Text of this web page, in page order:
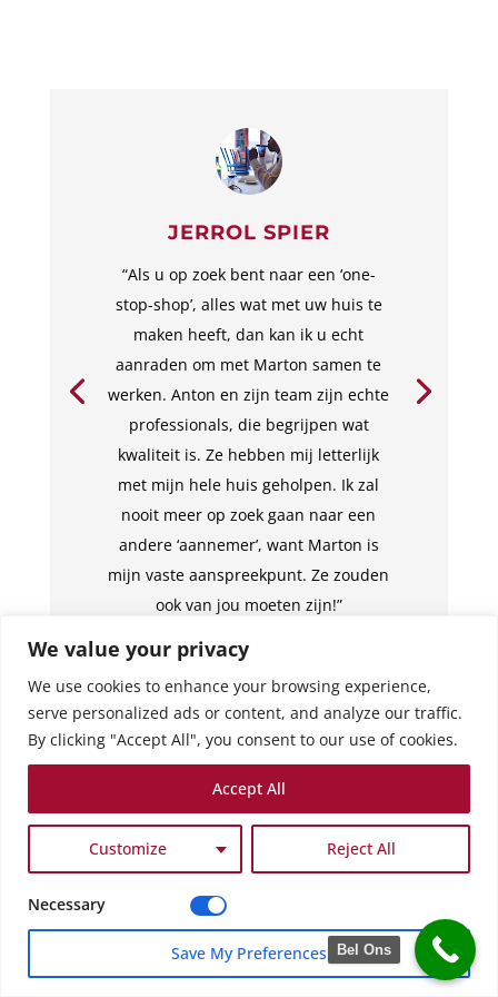
We value your privacy
We use cookies to enhance your browsing experience,
serve personalized ads or content, and analyze our traffic.
By clicking "Accept All", you consent to our use of cookies.
Customize Reject All
Accept All
Necessary
Save My Preferences
JERROL SPIER
“Als u op zoek bent naar een ‘one-
stop-shop’, alles wat met uw huis te
maken heeft, dan kan ik u echt
aanraden om met Marton samen te
werken. Anton en zijn team zijn echte
professionals, die begrijpen wat
kwaliteit is. Ze hebben mij letterlijk
met mijn hele huis geholpen. Ik zal
nooit meer op zoek gaan naar een
andere ‘aannemer’, want Marton is
mijn vaste aanspreekpunt. Ze zouden
ook van jou moeten zijn!”
Bel Ons